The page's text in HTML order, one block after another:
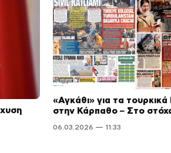
«Αγκάθι» για τα
στην Κάρπαθο – Στο
06.03.2026 — 11:33